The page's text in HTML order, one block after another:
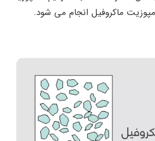
ماکروفیل انجام می شود.